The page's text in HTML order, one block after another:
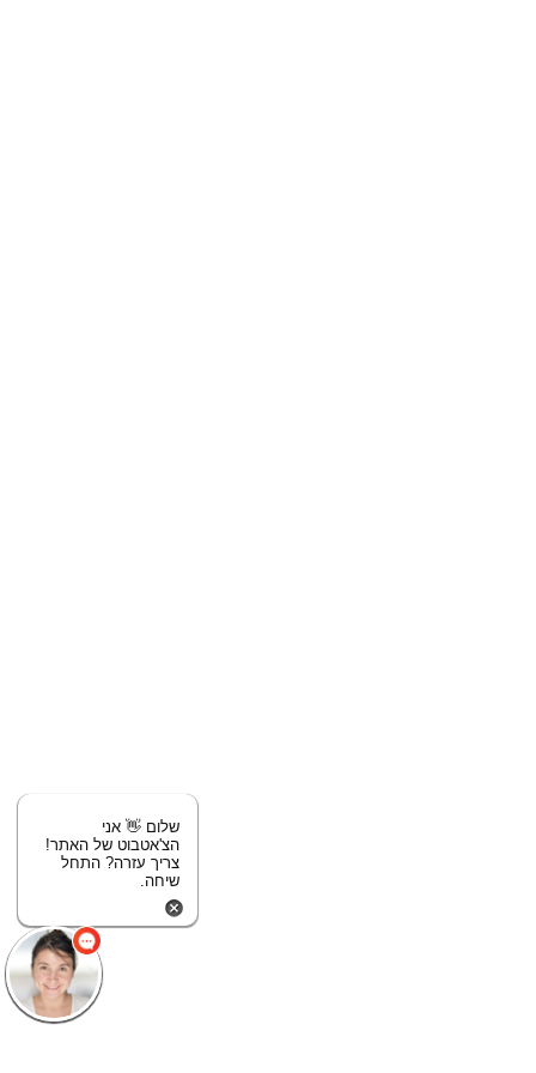
שלום 👋 אני
הצ'אטבוט של האתר!
צריך עזרה? התחל
שיחה.